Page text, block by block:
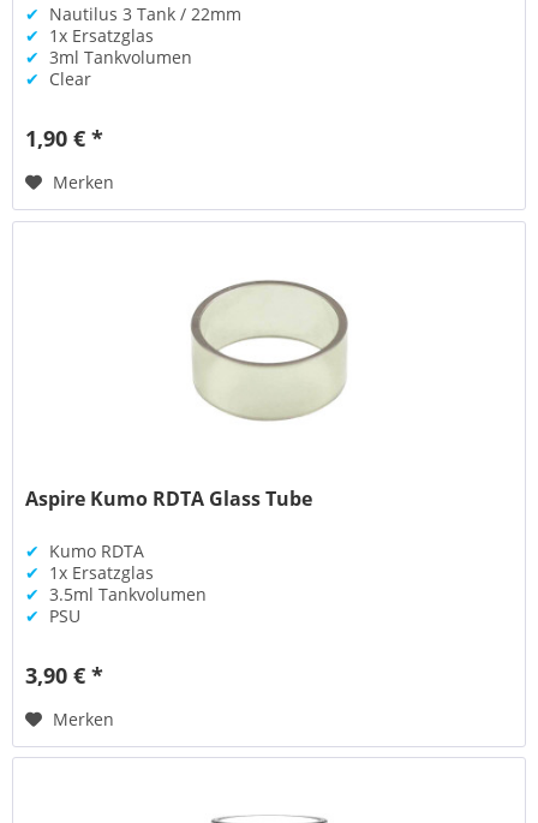
✔ Nautilus 3 Tank / 22mm
✔ 1x Ersatzglas
✔ 3ml Tankvolumen
✔ Clear
1,90 € *
Merken
Aspire Kumo RDTA Glass Tube
✔ Kumo RDTA
✔ 1x Ersatzglas
✔ 3.5ml Tankvolumen
✔ PSU
3,90 € *
Merken